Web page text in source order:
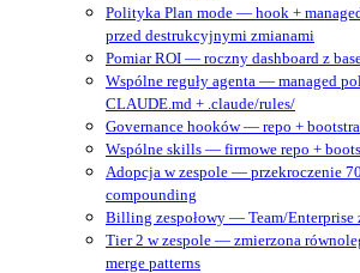
Polityka Plan mode — hook +
przed destrukcyjnymi zmianami
Pomiar ROI — roczny dashboard z
Wspólne reguły agenta — managed
CLAUDE.md + .claude/rules/
Governance hooków — repo +
Wspólne skills — firmowe repo +
Adopcja w zespole — przekroczenie
compounding
Billing zespołowy — Team/Enterprise
Tier 2 w zespole — zmierzona
merge patterns